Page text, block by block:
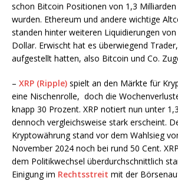
schon Bitcoin Positionen von 1,3
wurden. Ethereum und andere wichtige
standen hinter weiteren Liquidierungen
Dollar. Erwischt hat es überwiegend
aufgestellt hatten, also Bitcoin und Co.
– XRP (Ripple) spielt an den Märkte für
eine Nischenrolle, doch die
knapp 30 Prozent. XRP notiert nun unter
dennoch vergleichsweise stark erscheint.
Kryptowährung stand vor dem Wahlsieg
November 2024 noch bei rund 50 Cent.
dem Politikwechsel überdurchschnittlich
Einigung im Rechtsstreit mit der